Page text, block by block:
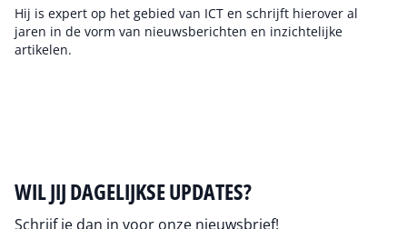
Hij is expert op het gebied van ICT en schrijft hierover al
jaren in de vorm van nieuwsberichten en inzichtelijke
artikelen.
WIL JIJ DAGELIJKSE UPDATES?
Schrijf je dan in voor onze nieuwsbrief!